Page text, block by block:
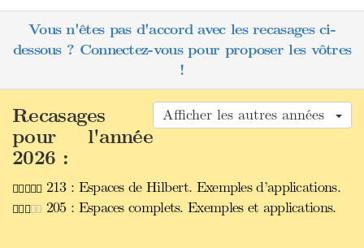
Vous n'êtes pas d'accord avec les recasages ci-
dessous ? Connectez-vous pour proposer les vôtres
!
Afficher les autres années
Recasages
pour l'année
2026 :
213 : Espaces de Hilbert. Exemples d’applications.
205 : Espaces complets. Exemples et applications.